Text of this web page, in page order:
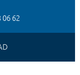
06 62